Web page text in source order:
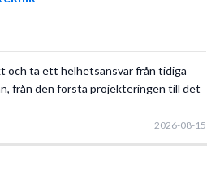
och ta ett helhetsansvar från tidiga
från den första projekteringen till det
2026-08-15